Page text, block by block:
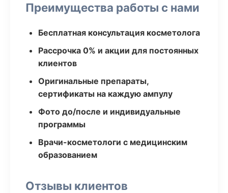
Преимущества работы с нами
Бесплатная консультация косметолога
Рассрочка 0% и акции для постоянных
клиентов
Оригинальные препараты,
сертификаты на каждую ампулу
Фото до/после и индивидуальные
программы
Врачи-косметологи с медицинским
образованием
Отзывы клиентов